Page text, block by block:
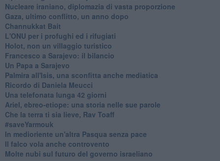
Nucleare iraniano, diplomazia di vasta proporzione
Gaza, ultimo conflitto, un anno dopo
Channukkat Bait
L'ONU per i profughi ed i rifugiati
Holot, non un villaggio turistico
Francesco a Sarajevo: il bilancio
Un Papa a Sarajevo
Palmira all'Isis, una sconfitta anche mediatica
Ricordo di Daniela Meucci
​Una telefonata lunga 42 giorni
​Ariel, ebreo-etiope: una storia nelle sue parole
Che la terra ti sia lieve, Rav Toaff
​#saveYarmouk
​In medioriente un'altra Pasqua senza pace
​Il falco vola anche controvento
Molte nubi sul futuro del governo israeliano